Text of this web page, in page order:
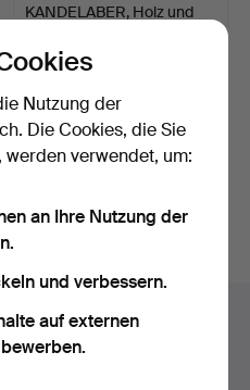
KANDELABER, Holz und
9 Tage
64 USD
Auktionen aus unserem
in Schweden. Wir haben
Nutzung der
Die Cookies, die Sie
verwendet, um:
an Ihre Nutzung der
und verbessern.
auf externen